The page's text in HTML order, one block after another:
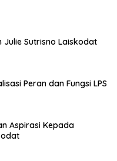
Julie Sutrisno Laiskodat
Peran dan Fungsi LPS
Aspirasi Kepada